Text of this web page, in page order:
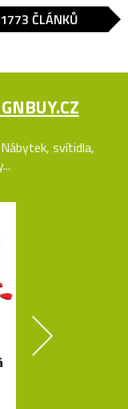
ČLÁNKŮ
svítidla,